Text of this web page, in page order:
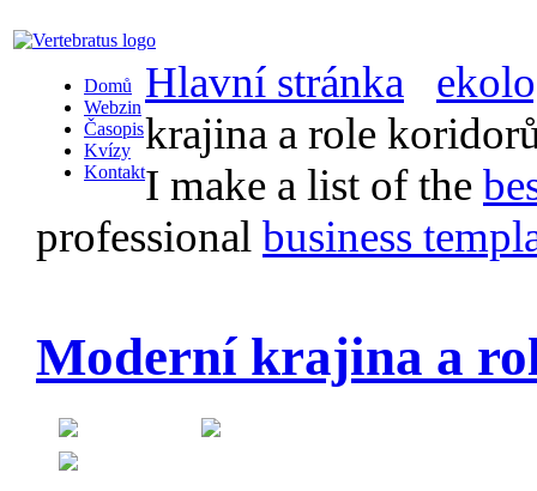
Domů
Webzin
Časopis
Kvízy
Kontakt
Hlavní stránka
krajina a role
I make a list of the
professional business
Moderní krajina a